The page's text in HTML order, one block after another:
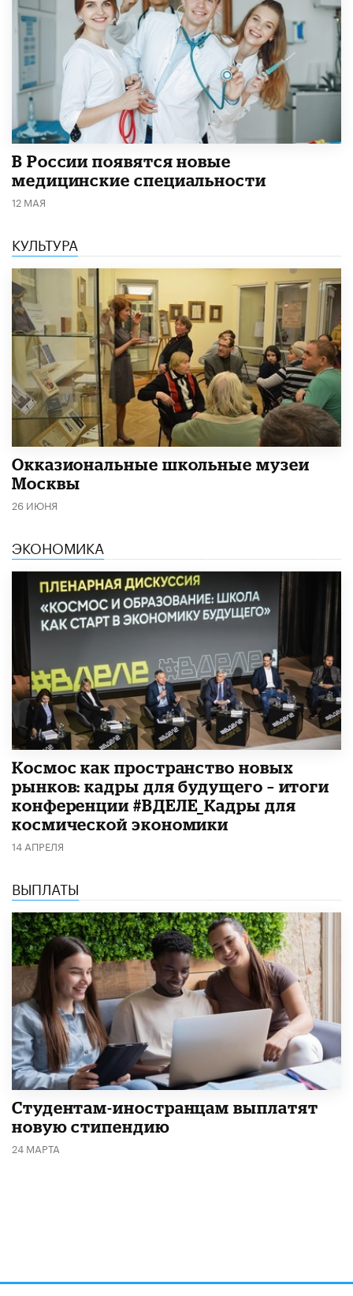
В России появятся новые
медицинские специальности
12 МАЯ
КУЛЬТУРА
​Окказиональные школьные музеи
Москвы
26 ИЮНЯ
ЭКОНОМИКА
Космос как пространство новых
рынков: кадры для будущего – итоги
конференции #ВДЕЛЕ_Кадры для
космической экономики
14 АПРЕЛЯ
ВЫПЛАТЫ
Студентам-иностранцам выплатят
новую стипендию
24 МАРТА